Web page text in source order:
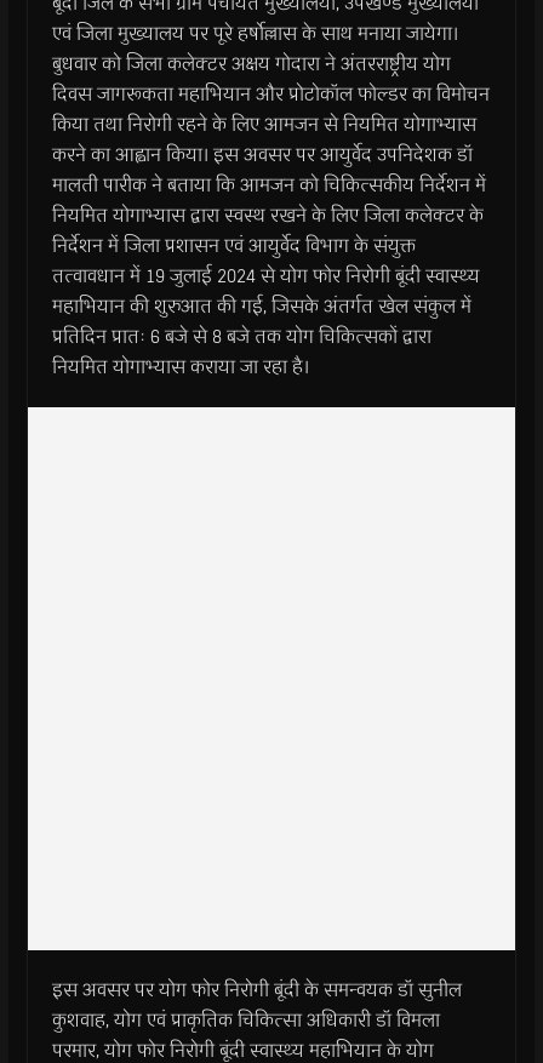
एवं जिला मुख्यालय पर पूरे हर्षोल्लास के साथ मनाया जायेगा।
बुधवार को जिला कलेक्टर अक्षय गोदारा ने अंतरराष्ट्रीय योग
दिवस जागरूकता महाभियान और प्रोटोकॉल फोल्डर का विमोचन
किया तथा निरोगी रहने के लिए आमजन से नियमित योगाभ्यास
करने का आह्वान किया। इस अवसर पर आयुर्वेद उपनिदेशक डॉ
मालती पारीक ने बताया कि आमजन को चिकित्सकीय निर्देशन में
नियमित योगाभ्यास द्वारा स्वस्थ रखने के लिए जिला कलेक्टर के
निर्देशन में जिला प्रशासन एवं आयुर्वेद विभाग के संयुक्त
तत्वावधान में 19 जुलाई 2024 से योग फोर निरोगी बूंदी स्वास्थ्य
महाभियान की शुरुआत की गई, जिसके अंतर्गत खेल संकुल में
प्रतिदिन प्रातः 6 बजे से 8 बजे तक योग चिकित्सकों द्वारा
नियमित योगाभ्यास कराया जा रहा है।
इस अवसर पर योग फोर निरोगी बूंदी के समन्वयक डॉ सुनील
कुशवाह, योग एवं प्राकृतिक चिकित्सा अधिकारी डॉ विमला
परमार, योग फोर निरोगी बूंदी स्वास्थ्य महाभियान के योग